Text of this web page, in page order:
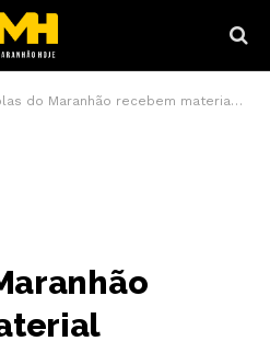
recebem material inovador sobre educação climática e prevenção de riscos de desastres